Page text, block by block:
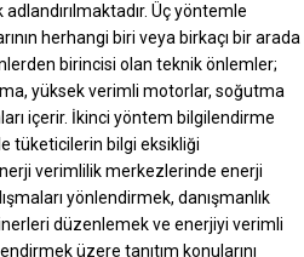
Üç yöntemle
herhangi biri veya birkaçı bir arada
birincisi olan teknik önlemler;
yüksek verimli motorlar, soğutma
içerir. İkinci yöntem bilgilendirme
tüketicilerin bilgi eksikliği
verimlilik merkezlerinde enerji
yönlendirmek, danışmanlık
düzenlemek ve enerjiyi verimli
üzere tanıtım konularını